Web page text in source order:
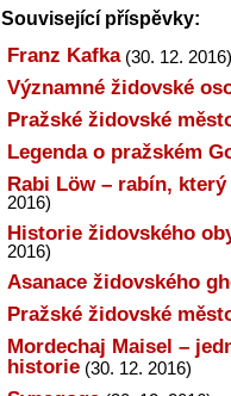
Související příspěvky:
Franz Kafka(30. 12. 2016)
Významné židovské
Pražské židovské
Legenda o pražském
Rabi Löw – rabín,
2016)
Historie židovského
2016)
Asanace židovského
Pražské židovské
Mordechaj Maisel –
historie (30. 12. 2016)